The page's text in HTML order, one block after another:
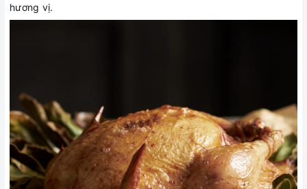
hương vị.